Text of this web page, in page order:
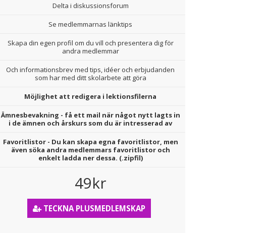
Delta i diskussionsforum
Se medlemmarnas länktips
Skapa din egen profil om du vill och presentera dig för
andra medlemmar
Och informationsbrev med tips, idéer och erbjudanden
som har med ditt skolarbete att göra
Möjlighet att redigera i lektionsfilerna
Ämnesbevakning - få ett mail när något nytt lagts in
i de ämnen och årskurs som du är intresserad av
Favoritlistor - Du kan skapa egna favoritlistor, men
även söka andra medlemmars favoritlistor och
enkelt ladda ner dessa. (.zipfil)
49kr
TECKNA PLUSMEDLEMSKAP